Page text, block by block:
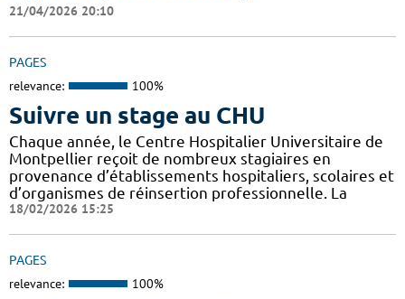
21/04/2026 20:10
PAGES
relevance: 100%
Suivre un stage au CHU
Chaque année, le Centre Hospitalier Universitaire de
Montpellier reçoit de nombreux stagiaires en
provenance d’établissements hospitaliers, scolaires et
d’organismes de réinsertion professionnelle. La
18/02/2026 15:25
PAGES
relevance: 100%